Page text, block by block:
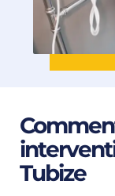
Tubize